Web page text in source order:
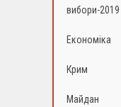
вибори-2019
Економіка
Крим
Майдан